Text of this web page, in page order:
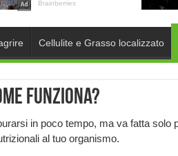
Cellulite e Grasso localizzato
funziona?
in poco tempo, ma va fatta solo
al tuo organismo.